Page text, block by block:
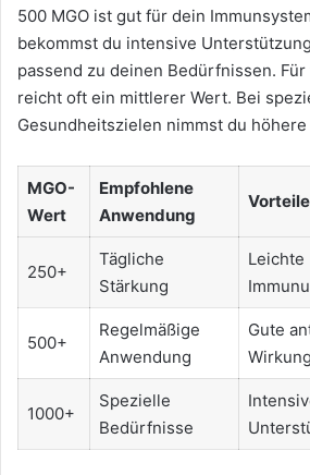
500 MGO ist gut für dein
bekommst du intensive
passend zu deinen Bedürfnissen.
reicht oft ein mittlerer Wert. Bei
Gesundheitszielen nimmst du
MGO-
Wert
Empfohlene
Anwendung
250+
Tägliche
Stärkung
Leichte
500+
Regelmäßige
Anwendung
Gute
Wirkung
1000+
Spezielle
Bedürfnisse